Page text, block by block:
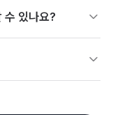
수 있나요?
몰입도 향상을 응답
조회수가 6배 늘었고,